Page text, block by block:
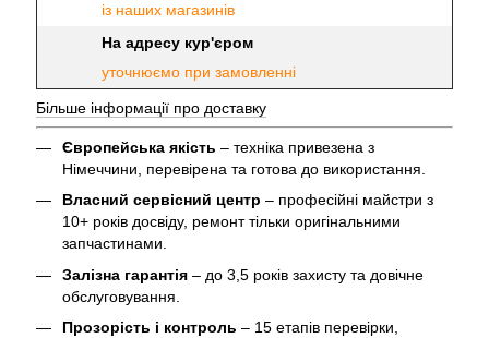
із наших магазинів
На адресу кур'єром
уточнюємо при замовленні
Більше інформації про доставку
Європейська якість – техніка привезена з
Німеччини, перевірена та готова до використання.
Власний сервісний центр – професійні майстри з
10+ років досвіду, ремонт тільки оригінальними
запчастинами.
Залізна гарантія – до 3,5 років захисту та довічне
обслуговування.
Прозорість і контроль – 15 етапів перевірки,